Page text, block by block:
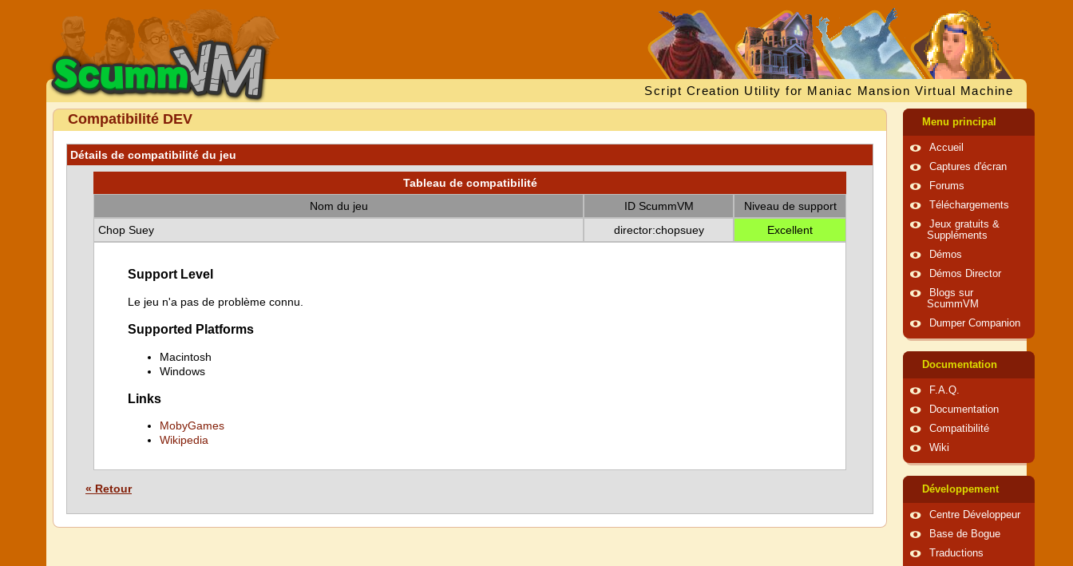
Script Creation Utility for Maniac Mansion Virtual Machine
Compatibilité DEV
Détails de compatibilité du jeu
Tableau de compatibilité
Nom du jeu
ID ScummVM
Niveau de support
Chop Suey
director:chopsuey Excellent
Support Level
Le jeu n'a pas de problème connu.
Supported Platforms
Macintosh
Windows
Links
MobyGames
Wikipedia
« Retour
Menu principal
Accueil
Captures d'écran
Forums
Téléchargements
Jeux gratuits &
Suppléments
Démos
Démos Director
Blogs sur
ScummVM
Dumper Companion
Documentation
F.A.Q.
Documentation
Compatibilité
Wiki
Développement
Centre Développeur
Base de Bogue
Traductions